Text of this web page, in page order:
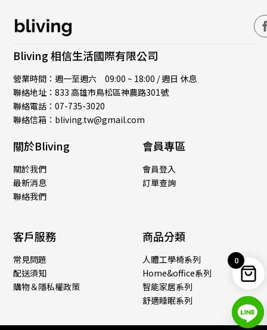
Bliving 相信生活國際有限公司
營業時間：週一至週六 09:00 ~ 18:00 / 週日 休息
聯絡地址：833 高雄市鳥松區神農路301號
聯絡電話：07-735-3020
聯絡信箱：bliving.tw@gmail.com
關於Bliving
關於我們
最新消息
聯絡我們
會員專區
會員登入
訂單查詢
客戶服務
常見問題
配送須知
購物＆隱私權政策
商品分類
人體工學椅系列
Home&office系列
智能家居系列
舒適睡眠系列
0